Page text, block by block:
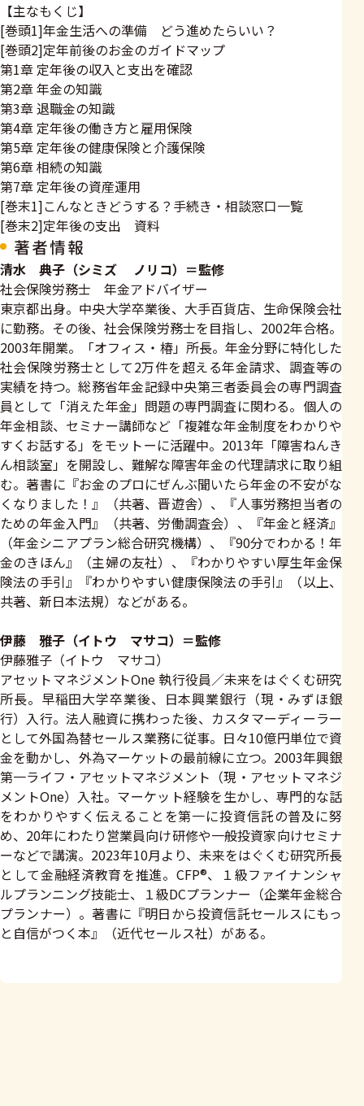
【主なもくじ】
[巻頭1]年金生活への準備 どう進めたらいい？
[巻頭2]定年前後のお金のガイドマップ
第1章 定年後の収入と支出を確認
第2章 年金の知識
第3章 退職金の知識
第4章 定年後の働き方と雇用保険
第5章 定年後の健康保険と介護保険
第6章 相続の知識
第7章 定年後の資産運用
[巻末1]こんなときどうする？手続き・相談窓口一覧
[巻末2]定年後の支出 資料
著者情報
清水 典子（シミズ ノリコ）＝監修
社会保険労務士 年金アドバイザー
東京都出身。中央大学卒業後、大手百貨店、生命保険会社
に勤務。その後、社会保険労務士を目指し、2002年合格。
2003年開業。「オフィス・椿」所長。年金分野に特化した
社会保険労務士として2万件を超える年金請求、調査等の
実績を持つ。総務省年金記録中央第三者委員会の専門調査
員として「消えた年金」問題の専門調査に関わる。個人の
年金相談、セミナー講師など「複雑な年金制度をわかりや
すくお話する」をモットーに活躍中。2013年「障害ねんき
ん相談室」を開設し、難解な障害年金の代理請求に取り組
む。著書に『お金のプロにぜんぶ聞いたら年金の不安がな
くなりました！』（共著、晋遊舎）、『人事労務担当者の
ための年金入門』（共著、労働調査会）、『年金と経済』
（年金シニアプラン総合研究機構）、『90分でわかる！年
金のきほん』（主婦の友社）、『わかりやすい厚生年金保
険法の手引』『わかりやすい健康保険法の手引』（以上、
共著、新日本法規）などがある。
伊藤 雅子（イトウ マサコ）＝監修
伊藤雅子（イトウ マサコ）
アセットマネジメントOne 執行役員／未来をはぐくむ研究
所長。早稲田大学卒業後、日本興業銀行（現・みずほ銀
行）入行。法人融資に携わった後、カスタマーディーラー
として外国為替セールス業務に従事。日々10億円単位で資
金を動かし、外為マーケットの最前線に立つ。2003年興銀
第一ライフ・アセットマネジメント（現・アセットマネジ
メントOne）入社。マーケット経験を生かし、専門的な話
をわかりやすく伝えることを第一に投資信託の普及に努
め、20年にわたり営業員向け研修や一般投資家向けセミナ
ーなどで講演。2023年10月より、未来をはぐくむ研究所長
として金融経済教育を推進。CFP®、１級ファイナンシャ
ルプランニング技能士、１級DCプランナー（企業年金総合
プランナー）。著書に『明日から投資信託セールスにもっ
と自信がつく本』（近代セールス社）がある。